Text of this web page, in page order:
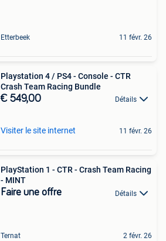
Etterbeek 11 févr. 26
Playstation 4 / PS4 - Console - CTR
Crash Team Racing Bundle
€ 549,00 Détails
Visiter le site internet 11 févr. 26
PlayStation 1 - CTR - Crash Team Racing
- MINT
Faire une offre Détails
Ternat 2 févr. 26